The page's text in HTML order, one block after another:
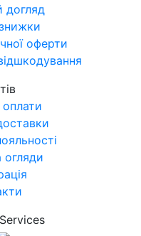
догляд
оферти
огляди